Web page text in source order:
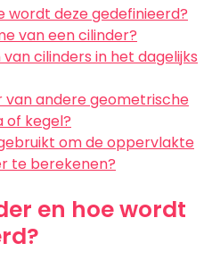
wordt deze gedefinieerd?
van een cilinder?
cilinders in het dagelijks
van andere geometrische
of kegel?
om de oppervlakte
te berekenen?
en hoe wordt